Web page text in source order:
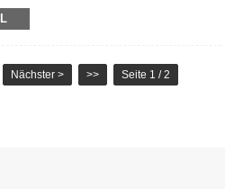
und PROFIL
Vierkantdraht, Rechteckdraht,
konstruiert, baut, liefert und in Betrieb
Nächster > >> Seite 1 / 2